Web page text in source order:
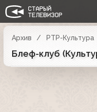
Архив РТР-Культура
Блеф-клуб